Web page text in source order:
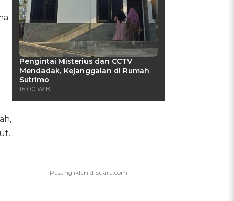
Pengintai Misterius dan CCTV
Mendadak, Kejanggalan di Rumah
Sutrimo
16:00 WIB